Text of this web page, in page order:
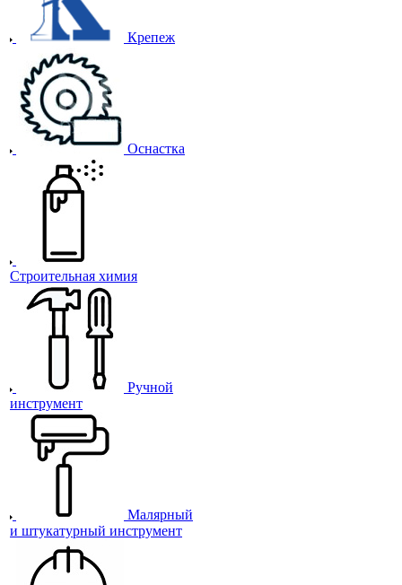
Крепеж
Оснастка
Строительная химия
Ручной
инструмент
Малярный
и штукатурный инструмент